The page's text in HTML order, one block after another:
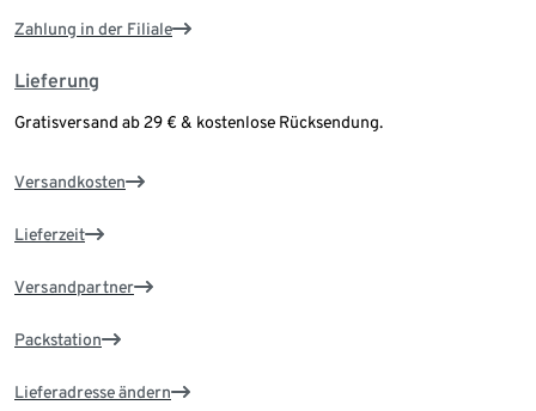
Zahlung in der Filiale
Lieferung
Gratisversand ab 29 € & kostenlose Rücksendung.
Versandkosten
Lieferzeit
Versandpartner
Packstation
Lieferadresse ändern